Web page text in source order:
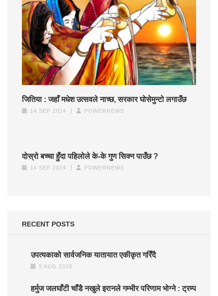
जितिया : जहाँ मधेश उत्सवले नाच्छ, सरकार घोसेमुन्टो लगाउँछ
14 SEP 2024 POWERNEWS
दोस्रो बच्चा हुँदा पहिलोले के-के गुण सिक्न पाउँछ ?
14 SEP 2024 POWERNEWS
RECENT POSTS
उपत्यकाको सार्वजनिक यातायात एकीकृत गरिँदै
5 AUG 2026
हर्मुज जलघाँटी चाँडै नखुले इरानले गम्भीर परिणाम भोग्ने : ट्रम्प